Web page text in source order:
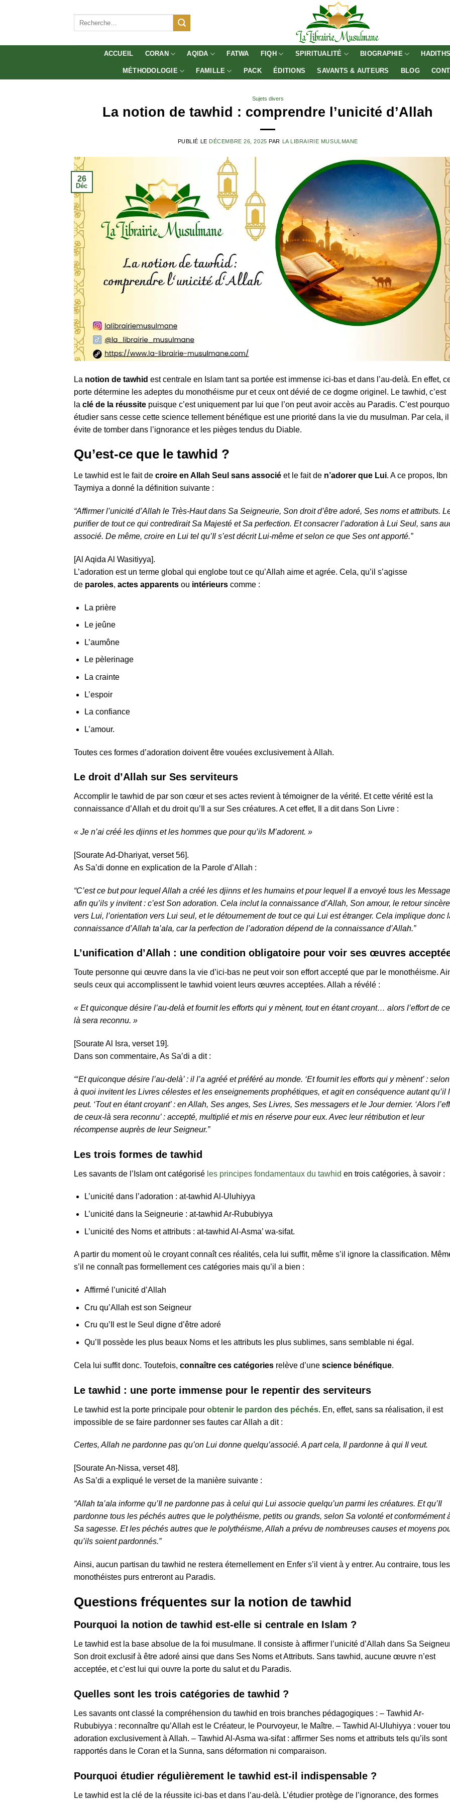
ACCUEIL CORAN AQIDA FATWA FIQH SPIRITUALITÉ BIOGRAPHIE
MÉTHODOLOGIE FAMILLE PACK ÉDITIONS SAVANTS & AUTEURS BLOG
Sujets divers
La notion de tawhid : comprendre l’unicité d’Allah
PUBLIÉ LE DÉCEMBRE 26, 2025 PAR LA LIBRAIRIE MUSULMANE
26
Déc
La notion de tawhid est centrale en Islam tant sa portée est immense ici-bas et dans l’au-delà. En effet,
porte détermine les adeptes du monothéisme pur et ceux ont dévié de ce dogme originel. Le tawhid, c’est
la clé de la réussite puisque c’est uniquement par lui que l’on peut avoir accès au Paradis. C’est
étudier sans cesse cette science tellement bénéfique est une priorité dans la vie du musulman. Par cela, il
évite de tomber dans l’ignorance et les pièges tendus du Diable.
Qu’est-ce que le tawhid ?
Le tawhid est le fait de croire en Allah Seul sans associé et le fait de n’adorer que Lui. A ce propos, Ibn
Taymiya a donné la définition suivante :
“Affirmer l’unicité d’Allah le Très-Haut dans Sa Seigneurie, Son droit d’être adoré, Ses noms et attributs.
purifier de tout ce qui contredirait Sa Majesté et Sa perfection. Et consacrer l’adoration à Lui Seul, sans
associé. De même, croire en Lui tel qu’Il s’est décrit Lui-même et selon ce que Ses ont apporté.”
[Al Aqida Al Wasitiyya].
L’adoration est un terme global qui englobe tout ce qu’Allah aime et agrée. Cela, qu’il s’agisse
de paroles, actes apparents ou intérieurs comme :
La prière
Le jeûne
L’aumône
Le pèlerinage
La crainte
L’espoir
La confiance
L’amour.
Toutes ces formes d’adoration doivent être vouées exclusivement à Allah.
Le droit d’Allah sur Ses serviteurs
Accomplir le tawhid de par son cœur et ses actes revient à témoigner de la vérité. Et cette vérité est la
connaissance d’Allah et du droit qu’Il a sur Ses créatures. A cet effet, Il a dit dans Son Livre :
« Je n’ai créé les djinns et les hommes que pour qu’ils M’adorent. »
[Sourate Ad-Dhariyat, verset 56].
As Sa’di donne en explication de la Parole d’Allah :
“C’est ce but pour lequel Allah a créé les djinns et les humains et pour lequel Il a envoyé tous les
afin qu’ils y invitent : c’est Son adoration. Cela inclut la connaissance d’Allah, Son amour, le retour sincère
vers Lui, l’orientation vers Lui seul, et le détournement de tout ce qui Lui est étranger. Cela implique donc
connaissance d’Allah ta’ala, car la perfection de l’adoration dépend de la connaissance d’Allah.”
L’unification d’Allah : une condition obligatoire pour voir ses œuvres
Toute personne qui œuvre dans la vie d’ici-bas ne peut voir son effort accepté que par le monothéisme.
seuls ceux qui accomplissent le tawhid voient leurs œuvres acceptées. Allah a révélé :
« Et quiconque désire l’au-delà et fournit les efforts qui y mènent, tout en étant croyant… alors l’effort de
là sera reconnu. »
[Sourate Al Isra, verset 19].
Dans son commentaire, As Sa’di a dit :
“‘Et quiconque désire l’au-delà’ : il l’a agréé et préféré au monde. ‘Et fournit les efforts qui y mènent’ :
à quoi invitent les Livres célestes et les enseignements prophétiques, et agit en conséquence autant qu’il
peut. ‘Tout en étant croyant’ : en Allah, Ses anges, Ses Livres, Ses messagers et le Jour dernier. ‘Alors
de ceux-là sera reconnu’ : accepté, multiplié et mis en réserve pour eux. Avec leur rétribution et leur
récompense auprès de leur Seigneur.”
Les trois formes de tawhid
Les savants de l’Islam ont catégorisé les principes fondamentaux du tawhid en trois catégories, à savoir :
L’unicité dans l’adoration : at-tawhid Al-Uluhiyya
L’unicité dans la Seigneurie : at-tawhid Ar-Rububiyya
L’unicité des Noms et attributs : at-tawhid Al-Asma’ wa-sifat.
A partir du moment où le croyant connaît ces réalités, cela lui suffit, même s’il ignore la classification.
s’il ne connaît pas formellement ces catégories mais qu’il a bien :
Affirmé l’unicité d’Allah
Cru qu’Allah est son Seigneur
Cru qu’Il est le Seul digne d’être adoré
Qu’Il possède les plus beaux Noms et les attributs les plus sublimes, sans semblable ni égal.
Cela lui suffit donc. Toutefois, connaître ces catégories relève d’une science bénéfique.
Le tawhid : une porte immense pour le repentir des serviteurs
Le tawhid est la porte principale pour obtenir le pardon des péchés. En, effet, sans sa réalisation, il est
impossible de se faire pardonner ses fautes car Allah a dit :
Certes, Allah ne pardonne pas qu’on Lui donne quelqu’associé. A part cela, Il pardonne à qui Il veut.
[Sourate An-Nissa, verset 48].
As Sa’di a expliqué le verset de la manière suivante :
“Allah ta’ala informe qu’Il ne pardonne pas à celui qui Lui associe quelqu’un parmi les créatures. Et qu’Il
pardonne tous les péchés autres que le polythéisme, petits ou grands, selon Sa volonté et conformément
Sa sagesse. Et les péchés autres que le polythéisme, Allah a prévu de nombreuses causes et moyens
qu’ils soient pardonnés.”
Ainsi, aucun partisan du tawhid ne restera éternellement en Enfer s’il vient à y entrer. Au contraire, tous les
monothéistes purs entreront au Paradis.
Questions fréquentes sur la notion de tawhid
Pourquoi la notion de tawhid est-elle si centrale en Islam ?
Le tawhid est la base absolue de la foi musulmane. Il consiste à affirmer l’unicité d’Allah dans Sa
Son droit exclusif à être adoré ainsi que dans Ses Noms et Attributs. Sans tawhid, aucune œuvre n’est
acceptée, et c’est lui qui ouvre la porte du salut et du Paradis.
Quelles sont les trois catégories de tawhid ?
Les savants ont classé la compréhension du tawhid en trois branches pédagogiques : – Tawhid Ar-
Rububiyya : reconnaître qu’Allah est le Créateur, le Pourvoyeur, le Maître. – Tawhid Al-Uluhiyya : vouer
adoration exclusivement à Allah. – Tawhid Al-Asma wa-sifat : affirmer Ses noms et attributs tels qu’ils sont
rapportés dans le Coran et la Sunna, sans déformation ni comparaison.
Pourquoi étudier régulièrement le tawhid est-il indispensable ?
Le tawhid est la clé de la réussite ici-bas et dans l’au-delà. L’étudier protège de l’ignorance, des formes